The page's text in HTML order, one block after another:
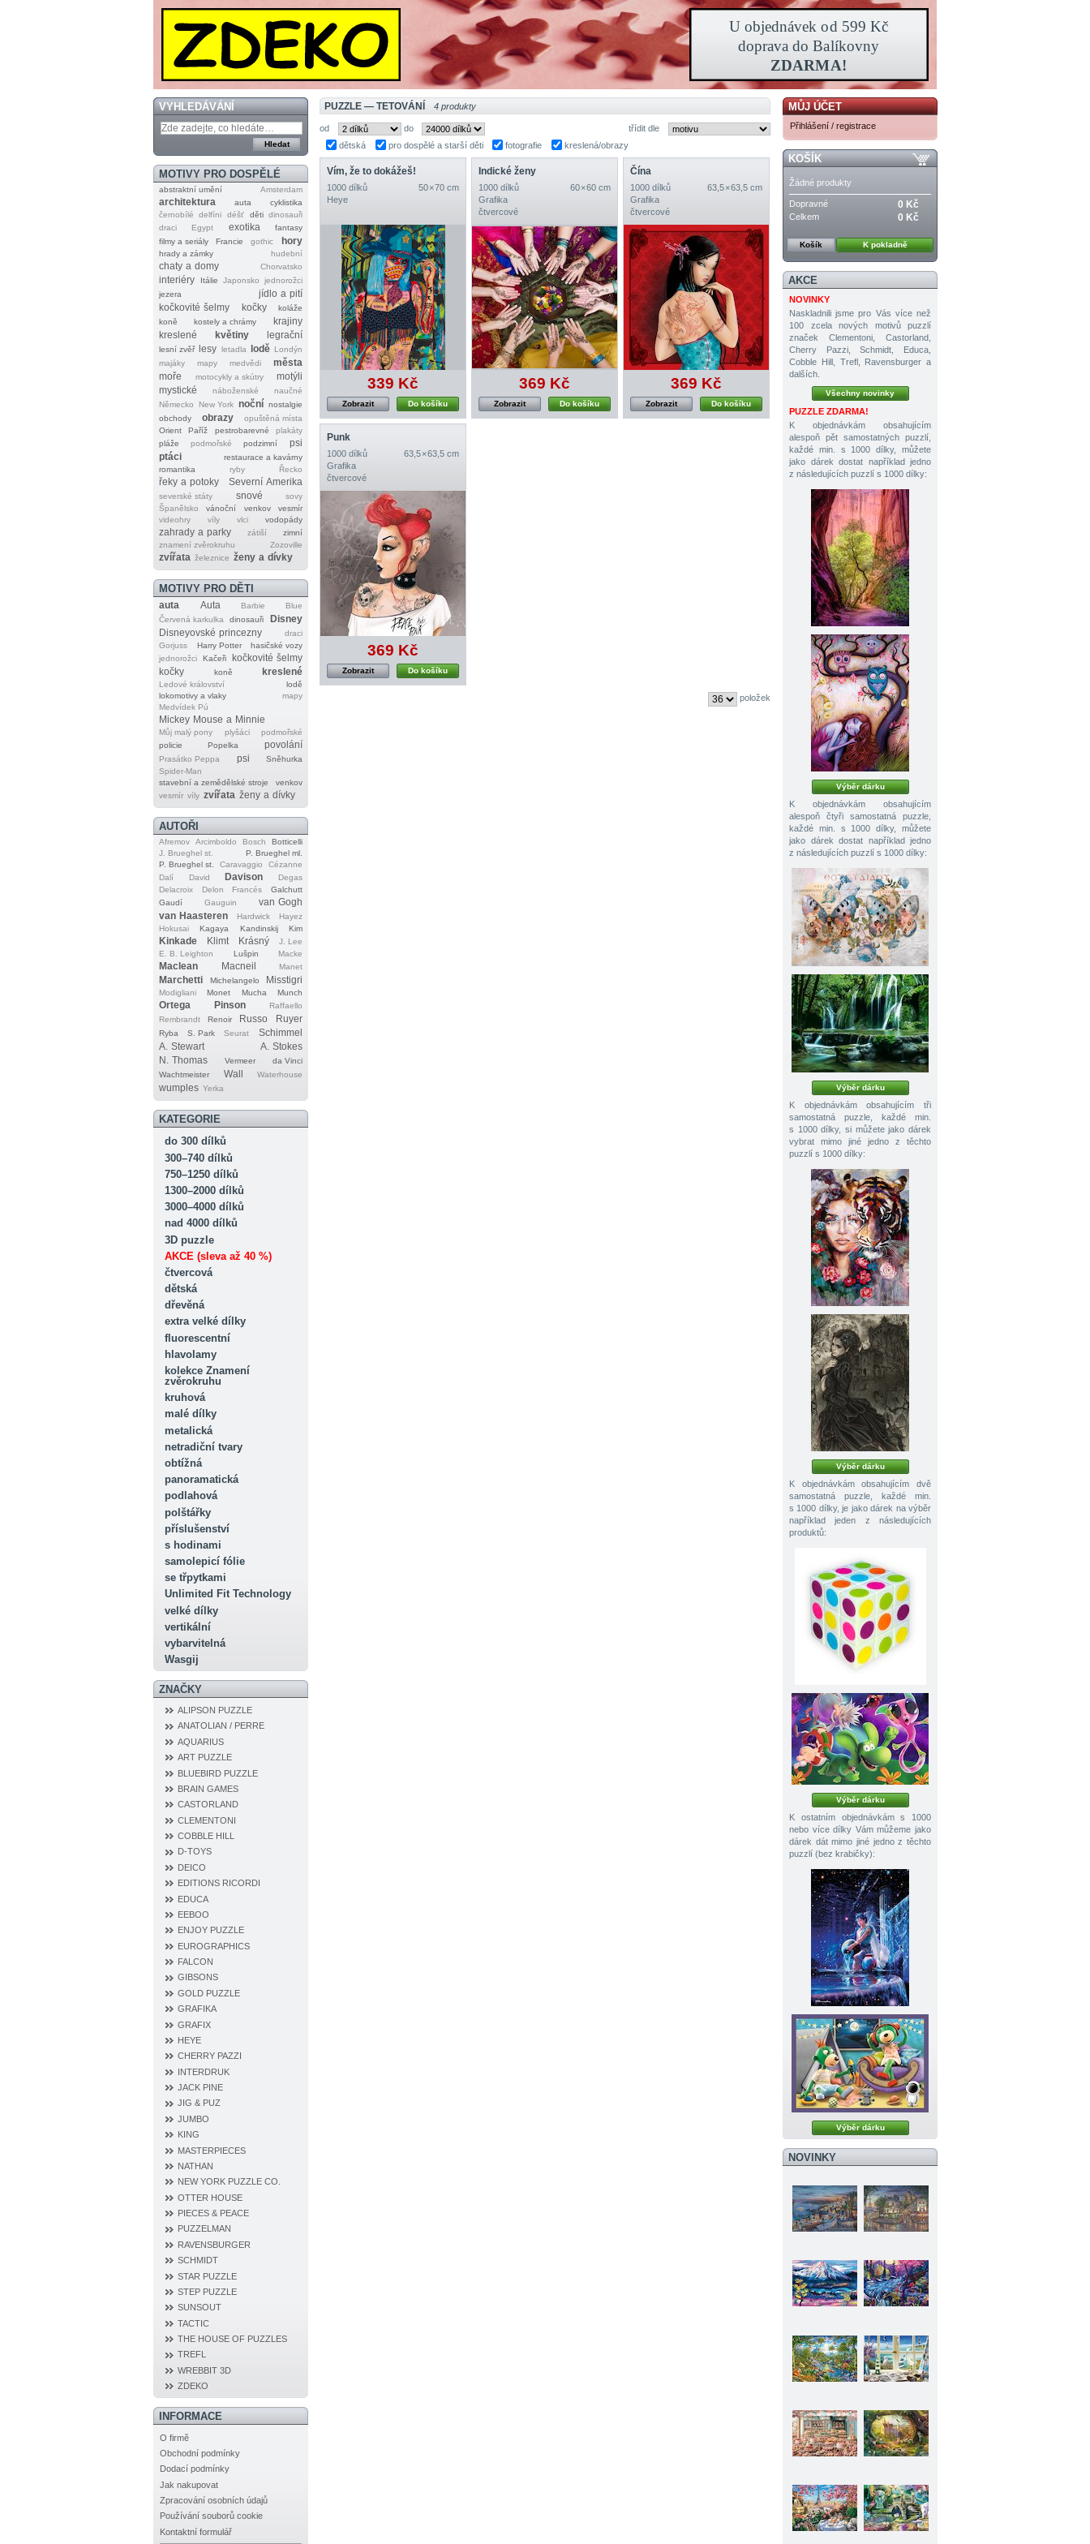
VYHLEDÁVÁNÍ
MOTIVY PRO DOSPĚLÉ
abstraktní umění Amsterdam
architektura auta
cyklistika
černobílé
delfíni déšť děti dinosauři
draci
Egypt exotika
fantasy
filmy a seriály
Francie gothic hory
hrady a zámky hudební
chaty a domy Chorvatsko
interiéry Itálie Japonsko
jednorožci
jezera
jídlo a pití
kočkovité šelmy
kočky
koláže
koně
kostely a chrámy
krajiny
kreslené
květiny legrační
lesní zvěř lesy letadla lodě Londýn
majáky
mapy medvědi
města
moře
motocykly a skútry
motýli
mystické
náboženské
naučné
Německo
New York noční nostalgie
obchody
obrazy
opuštěná místa
Orient
Paříž pestrobarevné
plakáty
pláže
podmořské podzimní
psi
ptáci
restaurace a kavárny
romantika
ryby Řecko
řeky a potoky Severní Amerika
severské státy snové
sovy
Španělsko
vánoční venkov
vesmír
videohry
víly vlci vodopády
zahrady a parky zátiší
zimní
znamení zvěrokruhu
Zozoville
zvířata železnice ženy a dívky
MOTIVY PRO DĚTI
auta Auta Barbie
Blue
Červená karkulka
dinosauři
Disney
Disneyovské princezny
draci
Gorjuss
Harry Potter
hasičské vozy
jednorožci
Kačeři
kočkovité šelmy
kočky
koně kreslené
Ledové království
lodě
lokomotivy a vlaky
mapy
Medvídek Pú
Mickey Mouse a Minnie
Můj malý pony plyšáci
podmořské
policie
Popelka povolání
Prasátko Peppa psi
Sněhurka
Spider‐Man
stavební a zemědělské stroje
venkov
vesmír víly zvířata ženy a dívky
AUTOŘI
Afremov Arcimboldo Bosch
Botticelli
J. Brueghel st.
P. Brueghel ml.
P. Brueghel st.
Caravaggio
Cézanne
Dalí
David Davison
Degas
Delacroix
Delon Francés
Galchutt
Gaudí
Gauguin
van Gogh
van Haasteren
Hardwick
Hayez
Hokusai
Kagaya Kandinskij Kim
Kinkade Klimt Krásný
J. Lee
E. B. Leighton
Lušpin Macke
Maclean Macneil Manet
Marchetti Michelangelo Misstigri
Modigliani Monet Mucha Munch
Ortega Pinson
Raffaello
Rembrandt
Renoir Russo Ruyer
Ryba S. Park Seurat
Schimmel
A. Stewart
A. Stokes
N. Thomas
Vermeer
da Vinci
Wachtmeister
Wall Waterhouse
wumples Yerka
KATEGORIE
do 300 dílků
300–740 dílků
750–1250 dílků
1300–2000 dílků
3000–4000 dílků
nad 4000 dílků
3D puzzle
AKCE (sleva až 40 %)
čtvercová
dětská
dřevěná
extra velké dílky
fluorescentní
hlavolamy
kolekce Znamení
zvěrokruhu
kruhová
malé dílky
metalická
netradiční tvary
obtížná
panoramatická
podlahová
polštářky
příslušenství
s hodinami
samolepicí fólie
se třpytkami
Unlimited Fit Technology
velké dílky
vertikální
vybarvitelná
Wasgij
ZNAČKY
ALIPSON PUZZLE
ANATOLIAN / PERRE
AQUARIUS
ART PUZZLE
BLUEBIRD PUZZLE
BRAIN GAMES
CASTORLAND
CLEMENTONI
COBBLE HILL
D‐TOYS
DEICO
EDITIONS RICORDI
EDUCA
EEBOO
ENJOY PUZZLE
EUROGRAPHICS
FALCON
GIBSONS
GOLD PUZZLE
GRAFIKA
GRAFIX
HEYE
CHERRY PAZZI
INTERDRUK
JACK PINE
JIG & PUZ
JUMBO
KING
MASTERPIECES
NATHAN
NEW YORK PUZZLE CO.
OTTER HOUSE
PIECES & PEACE
PUZZELMAN
RAVENSBURGER
SCHMIDT
STAR PUZZLE
STEP PUZZLE
SUNSOUT
TACTIC
THE HOUSE OF PUZZLES
TREFL
WREBBIT 3D
ZDEKO
INFORMACE
O firmě
Obchodní podmínky
Dodací podmínky
Jak nakupovat
Zpracování osobních údajů
Používání souborů cookie
Kontaktní formulář
PUZZLE — TETOVÁNÍ 4 produkty
od do
třídit dle
dětská
pro dospělé a starší děti fotografie kreslená/obrazy
Vím, že to dokážeš!
1000 dílků
50 × 70 cm
Heye
339 Kč
Do košíku
Zobrazit
Indické ženy
1000 dílků
60 × 60 cm
Grafika
čtvercové
369 Kč
Do košíku
Zobrazit
Čína
1000 dílků
63,5 × 63,5 cm
Grafika
čtvercové
369 Kč
Do košíku
Zobrazit
Punk
1000 dílků
63,5 × 63,5 cm
Grafika
čtvercové
369 Kč
Do košíku
Zobrazit
položek
MŮJ ÚČET
Přihlášení / registrace
KOŠÍK
Žádné produkty
Dopravné 0 Kč
Celkem 0 Kč
Košík K pokladně
AKCE
NOVINKY
Naskladnili jsme pro Vás více než
100 zcela nových motivů puzzlí
značek Clementoni, Castorland,
Cherry Pazzi, Schmidt, Educa,
Cobble Hill, Trefl, Ravensburger a
dalších.
Všechny novinky
PUZZLE ZDARMA!
K objednávkám obsahujícím
alespoň pět samostatných puzzlí,
každé min. s 1000 dílky, můžete
jako dárek dostat například jedno
z následujících puzzlí s 1000 dílky:
Výběr dárku
K objednávkám obsahujícím
alespoň čtyři samostatná puzzle,
každé min. s 1000 dílky, můžete
jako dárek dostat například jedno
z následujících puzzlí s 1000 dílky:
Výběr dárku
K objednávkám obsahujícím tři
samostatná puzzle, každé min.
s 1000 dílky, si můžete jako dárek
vybrat mimo jiné jedno z těchto
puzzlí s 1000 dílky:
Výběr dárku
K objednávkám obsahujícím dvě
samostatná puzzle, každé min.
s 1000 dílky, je jako dárek na výběr
například jeden z následujících
produktů:
Výběr dárku
K ostatním objednávkám s 1000
nebo více dílky Vám můžeme jako
dárek dát mimo jiné jedno z těchto
puzzlí (bez krabičky):
Výběr dárku
NOVINKY